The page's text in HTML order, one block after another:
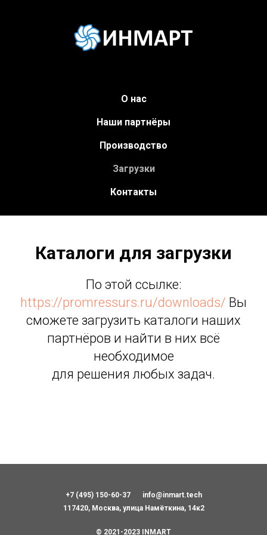
O нас
Наши партнёры
Производство
Загрузки
Контакты
Каталоги для загрузки
По этой ссылке:
https://promressurs.ru/downloads/ Вы
сможете загрузить каталоги наших
партнёров и найти в них всё
необходимое
для решения любых задач.
+7 (495) 150-60-37
info@inmart.tech
117420, Москва, улица Намёткина, 14к2
© 2021-2023 INMART